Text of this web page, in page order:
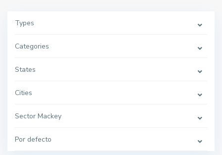
Types
Categories
States
Cities
Sector Mackey
Por defecto